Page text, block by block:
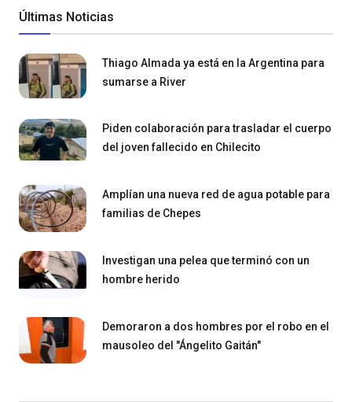
Últimas Noticias
Thiago Almada ya está en la Argentina para
sumarse a River
Piden colaboración para trasladar el cuerpo
del joven fallecido en Chilecito
Amplían una nueva red de agua potable para
familias de Chepes
Investigan una pelea que terminó con un
hombre herido
Demoraron a dos hombres por el robo en el
mausoleo del "Ángelito Gaitán"